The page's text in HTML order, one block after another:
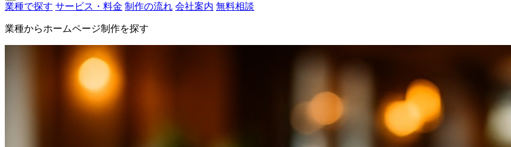
業種で探す サービス・料金 制作の流れ 会社案内 無料相談
業種からホームページ制作を探す